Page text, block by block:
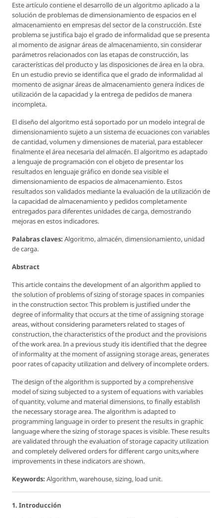
Este artículo contiene el desarrollo de un algoritmo aplicado a la
solución de problemas de dimensionamiento de espacios en el
almacenamiento en empresas del sector de la construcción. Este
problema se justifica bajo el grado de informalidad que se presenta
al momento de asignar áreas de almacenamiento, sin considerar
parámetros relacionados con las etapas de construcción, las
características del producto y las disposiciones de área en la obra.
En un estudio previo se identifica que el grado de informalidad al
momento de asignar áreas de almacenamiento genera índices de
utilización de la capacidad y la entrega de pedidos de manera
incompleta.
El diseño del algoritmo está soportado por un modelo integral de
dimensionamiento sujeto a un sistema de ecuaciones con variables
de cantidad, volumen y dimensiones de material, para establecer
finalmente el área necesaria del almacén. El algoritmo es adaptado
a lenguaje de programación con el objeto de presentar los
resultados en lenguaje gráfico en donde sea visible el
dimensionamiento de espacios de almacenamiento. Estos
resultados son validados mediante la evaluación de la utilización de
la capacidad de almacenamiento y pedidos completamente
entregados para diferentes unidades de carga, demostrando
mejoras en estos indicadores.
Palabras claves: Algoritmo, almacén, dimensionamiento, unidad
de carga.
Abstract
This article contains the development of an algorithm applied to
the solution of problems of sizing of storage spaces in companies
in the construction sector. This problem is justified under the
degree of informality that occurs at the time of assigning storage
areas, without considering parameters related to stages of
construction, the characteristics of the product and the provisions
of the work area. In a previous study itis identified that the degree
of informality at the moment of assigning storage areas, generates
poor rates of capacity utilization and delivery of incomplete orders.
The design of the algorithm is supported by a comprehensive
model of sizing subjected to a system of equations with variables
of quantity, volume and material dimensions, to finally establish
the necessary storage area. The algorithm is adapted to
programming language in order to present the results in graphic
language where the sizing of storage spaces is visible. These results
are validated through the evaluation of storage capacity utilization
and completely delivered orders for different cargo units,where
improvements in these indicators are shown.
Keywords: Algorithm, warehouse, sizing, load unit.
1. Introducción